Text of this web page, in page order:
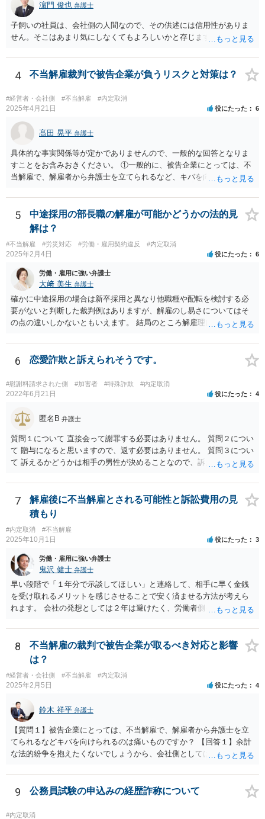
（※業務委託契約を検討される場合は、運用面によっては実質的に雇
用契約関係であると判断されるリスクもありますので顧問弁護士の先
生にもご相談の上慎重にご判断ください。）
濵門 俊也 弁護士
子飼いの社員は、会社側の人間なので、その供述には信用性がありま
せん。そこはあまり気にしなくてもよろしいかと存じます。
4 不当解雇裁判で被告企業が負うリスクと対策は？
#経営者・会社側 #不当解雇 #内定取消
2025年4月21日 役にたった 6
髙田 晃平 弁護士
具体的な事実関係等が定かでありませんので、一般的な回答となりま
すことをお含みおきください。 ①一般的に、被告企業にとっては、不
当解雇で、解雇者から弁護士を立てられるなど、キバを向けられるの
ついて専門的な知識、経験を有しておりますので、労働法規上の正当
な根拠がない場合に会社側の主張を通すのは難しくなる場合が多いか
と思われます。 もっとも、依頼者本人（労働者）の意向もあります
が、一定の落し所をもって交渉に当たることもあり、早期解決を実現
することも可能になる場合もあります。 弁護士を立てられたり裁判を
提起されると、会社側も弁護士に依頼して、長期的な対応が必要にな
り、最終的にはバックペイが生じるおそれもあるため、解雇を争われ
るのは、時間や費用の観点からも負担が大きいと思われます。 ②この
ように、ずるずると交渉を引き延ばしている間に、そのうち転職をす
るだろうと、社長なりに作戦を立てているようですが。このように復
職をさせないために、ずるずると交渉を引き延ばすのも作戦としてあ
りますか？ →労働者の資力との関係で、交渉や裁判を長期に行うこと
で労働者の余力がなくなり、労働者側から会社寄りの解決案を受け入
れるといった対応をさせるという作戦として考えられるところです。
もっとも、ご認識のとおり、バックペイや裁判になった際のレピュテ
れます。 仮に、裁判になり敗訴判決が出た場合、会社名が記載されて
で、社会的な印象が大きく下がるリスクはございます。
5
中途採用の部長職の解雇が可能かどうかの法的見
解は？
#不当解雇 #労災対応 #労働・雇用契約違反 #内定取消
2025年2月4日 役にたった 6
労働・雇用に強い弁護士
大﨑 美生 弁護士
確かに中途採用の場合は新卒採用と異なり他職種や配転を検討する必
要がないと判断した裁判例はありますが、解雇のし易さについてはそ
の点の違いしかないともいえます。 結局のところ解雇理由が認められ
回の言い合いだけであれば、解雇までは難しいと思われます。 それ以
外の事情を踏まえて、改善の余地がないほど解雇理由（能力不足や協
までにお願いします。
6 恋愛詐欺と訴えられそうです。
#慰謝料請求された側 #加害者 #特殊詐欺 #内定取消
2022年6月21日 役にたった 4
匿名B 弁護士
質問１について 直接会って謝罪する必要はありません。 質問２につい
て 贈与になると思いますので、返す必要はありません。 質問３につい
て 訴えるかどうかは相手の男性が決めることなので、訴えることはな
われますので、結果的には訴えてこないと思われます。 相手の男性か
らのメッセージには、脅迫的な言動で関係を継続させようとの意図も
うかがわれますので、早めに警察にご相談することをお勧めします。
7
解雇後に不当解雇とされる可能性と訴訟費用の見
積もり
#内定取消 #不当解雇
2025年10月1日 役にたった 3
労働・雇用に強い弁護士
鬼沢 健士 弁護士
早い段階で「１年分で示談してほしい」と連絡して、相手に早く金銭
を受け取れるメリットを感じさせることで安く済ませる方法が考えら
れます。 会社の発想としては２年は避けたく、労働者側も２年分いけ
8
不当解雇の裁判で被告企業が取るべき対応と影響
は？
#経営者・会社側 #不当解雇 #内定取消
2025年2月5日 役にたった 4
鈴木 祥平 弁護士
【質問１】被告企業にとっては、不当解雇で、解雇者から弁護士を立
てられるなどキバを向けられるのは痛いものですか？ 【回答１】余計
な法的紛争を抱えたくないでしょうから、会社側としては面倒だと思
て争ってくることになると思います。 【質問２】今、解雇した社員よ
り労働審判を仕掛けられておりますが、社長が顧問弁護士の悪知恵
か？ 【回答２】相手方が全く連絡することなく労働審判期日を欠席し
9 公務員試験の申込みの経歴詐称について
#内定取消